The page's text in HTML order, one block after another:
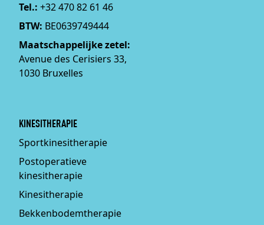
Tel.: +32 470 82 61 46
BTW: BE0639749444
Maatschappelijke zetel:
Avenue des Cerisiers 33,
1030 Bruxelles
KINESITHERAPIE
Sportkinesitherapie
Postoperatieve
kinesitherapie
Kinesitherapie
Bekkenbodemtherapie